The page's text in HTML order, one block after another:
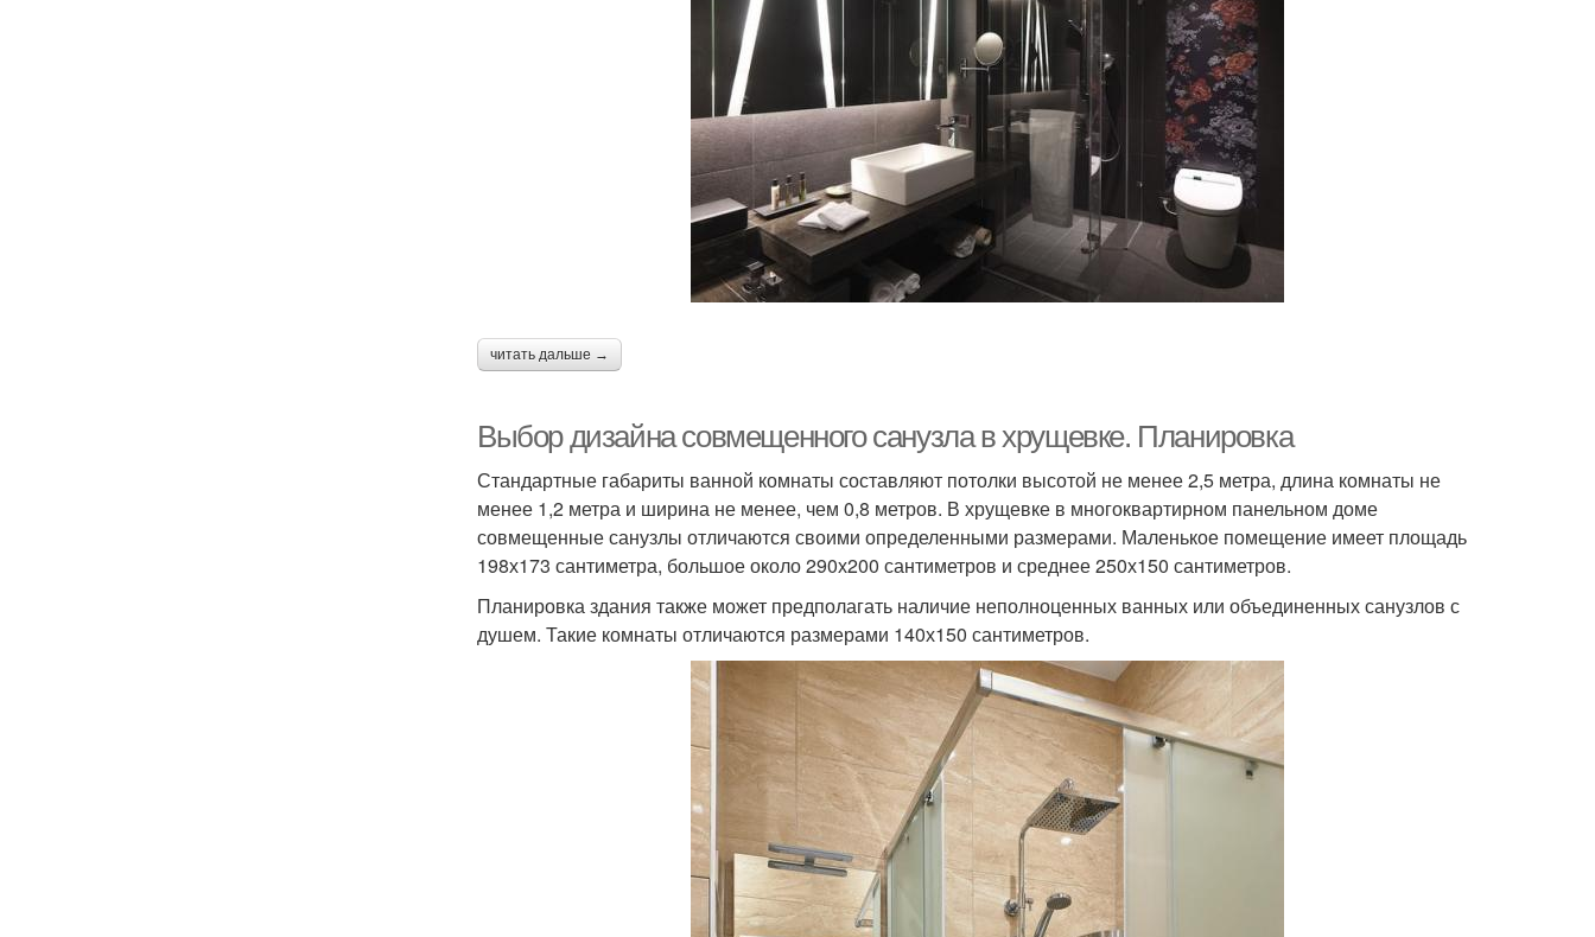
читать дальше →
Выбор дизайна совмещенного санузла в хрущевке. Планировка
Стандартные габариты ванной комнаты составляют потолки высотой не менее 2,5 метра, длина комнаты не
менее 1,2 метра и ширина не менее, чем 0,8 метров. В хрущевке в многоквартирном панельном доме
совмещенные санузлы отличаются своими определенными размерами. Маленькое помещение имеет площадь
198х173 сантиметра, большое около 290х200 сантиметров и среднее 250х150 сантиметров.
Планировка здания также может предполагать наличие неполноценных ванных или объединенных санузлов с
душем. Такие комнаты отличаются размерами 140х150 сантиметров.